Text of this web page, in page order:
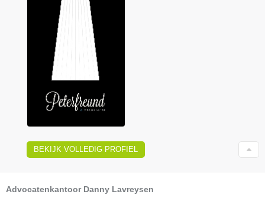
BEKIJK VOLLEDIG PROFIEL
Advocatenkantoor Danny Lavreysen